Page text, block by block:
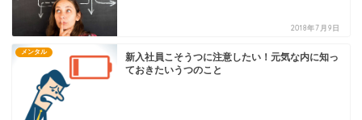
2018年7月9日
メンタル
新入社員こそうつに注意したい！元気な内に知っ
ておきたいうつのこと